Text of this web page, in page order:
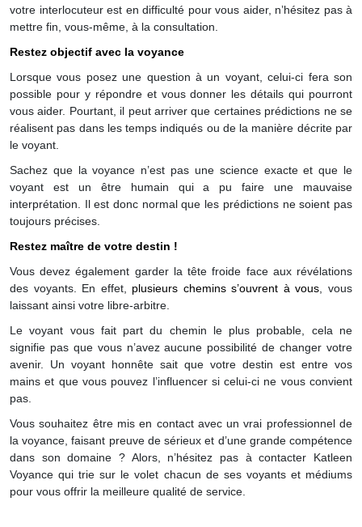
votre interlocuteur est en difficulté pour vous aider, n’hésitez pas à
mettre fin, vous-même, à la consultation.
Restez objectif avec la voyance
Lorsque vous posez une question à un voyant, celui-ci fera son
possible pour y répondre et vous donner les détails qui pourront
vous aider. Pourtant, il peut arriver que certaines prédictions ne se
réalisent pas dans les temps indiqués ou de la manière décrite par
le voyant.
Sachez que la voyance n’est pas une science exacte et que le
voyant est un être humain qui a pu faire une mauvaise
interprétation. Il est donc normal que les prédictions ne soient pas
toujours précises.
Restez maître de votre destin !
Vous devez également garder la tête froide face aux révélations
des voyants. En effet, plusieurs chemins s’ouvrent à vous , vous
laissant ainsi votre libre-arbitre.
Le voyant vous fait part du chemin le plus probable, cela ne
signifie pas que vous n’avez aucune possibilité de changer votre
avenir. Un voyant honnête sait que votre destin est entre vos
mains et que vous pouvez l’influencer si celui-ci ne vous convient
pas.
Vous souhaitez être mis en contact avec un vrai professionnel de
la voyance, faisant preuve de sérieux et d’une grande compétence
dans son domaine ? Alors, n’hésitez pas à contacter Katleen
Voyance qui trie sur le volet chacun de ses voyants et médiums
pour vous offrir la meilleure qualité de service.